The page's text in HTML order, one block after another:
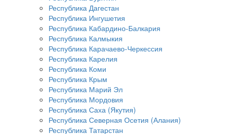
Республика Дагестан
Республика Ингушетия
Республика Кабардино-Балкария
Республика Калмыкия
Республика Карачаево-Черкессия
Республика Карелия
Республика Коми
Республика Крым
Республика Марий Эл
Республика Мордовия
Республика Саха (Якутия)
Республика Северная Осетия (Алания)
Республика Татарстан